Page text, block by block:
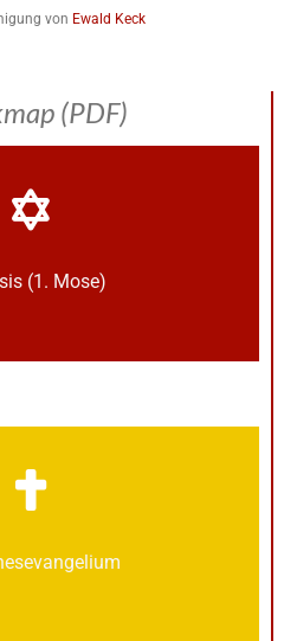
von Ewald Keck
(PDF)
(1. Mose)